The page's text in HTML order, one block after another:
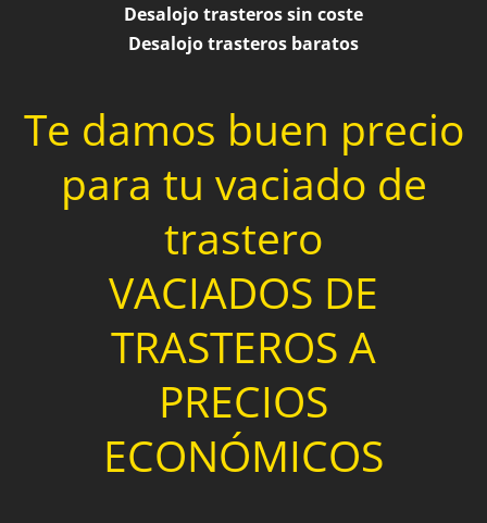
Desalojo trasteros sin coste
Desalojo trasteros baratos
Te damos buen precio
para tu vaciado de
trastero
VACIADOS DE
TRASTEROS A
PRECIOS
ECONÓMICOS